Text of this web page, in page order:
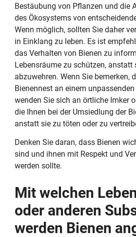
Bestäubung von Pflanzen und die
des Ökosystems von
Wenn möglich, sollten Sie daher
in Einklang zu leben. Es ist
das Verhalten von Bienen zu
Lebensräume zu schützen, anstatt
abzuwehren. Wenn Sie bemerken,
Bienennest an einem
wenden Sie sich an örtliche Imker
die Ihnen bei der Umsiedlung der
anstatt sie zu töten oder zu
Denken Sie daran, dass Bienen
sind und ihnen mit Respekt und
werden sollte.
Mit welchen
oder anderen
werden Bienen